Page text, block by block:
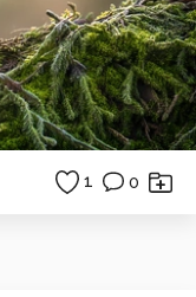
1 0